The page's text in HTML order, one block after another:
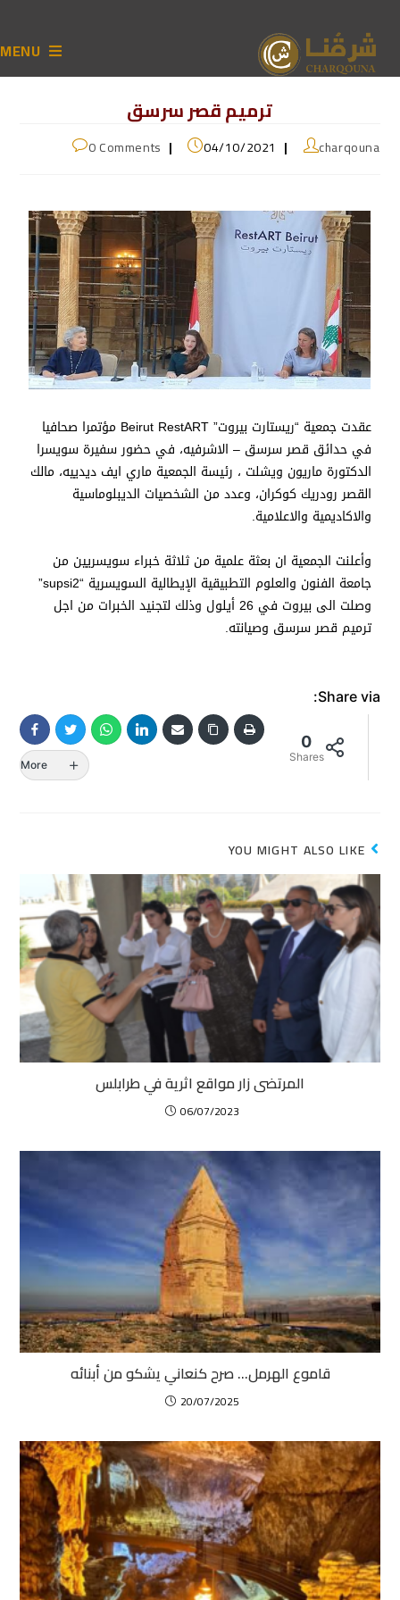
MENU
ترميم قصر سرسق
charqouna
04/10/2021
0 Comments
عقدت جمعية “ريستارت بيروت” Beirut RestART مؤتمرا صحافيا
في حدائق قصر سرسق – الاشرفيه، في حضور سفيرة سويسرا
الدكتورة ماريون ويشلت ، رئيسة الجمعية ماري ايف ديدييه، مالك
القصر رودريك كوكران، وعدد من الشخصيات الديبلوماسية
والاكاديمية والاعلامية.
وأعلنت الجمعية ان بعثة علمية من ثلاثة خبراء سويسريين من
جامعة الفنون والعلوم التطبيقية الإيطالية السويسرية “supsi2”
وصلت الى بيروت في 26 أيلول وذلك لتجنيد الخبرات من اجل
ترميم قصر سرسق وصيانته.
Share via:
0
Shares
More
YOU MIGHT ALSO LIKE
المرتضى زار مواقع اثرية في طرابلس
06/07/2023
قاموع الهرمل… صرح كنعاني يشكو من أبنائه
20/07/2025